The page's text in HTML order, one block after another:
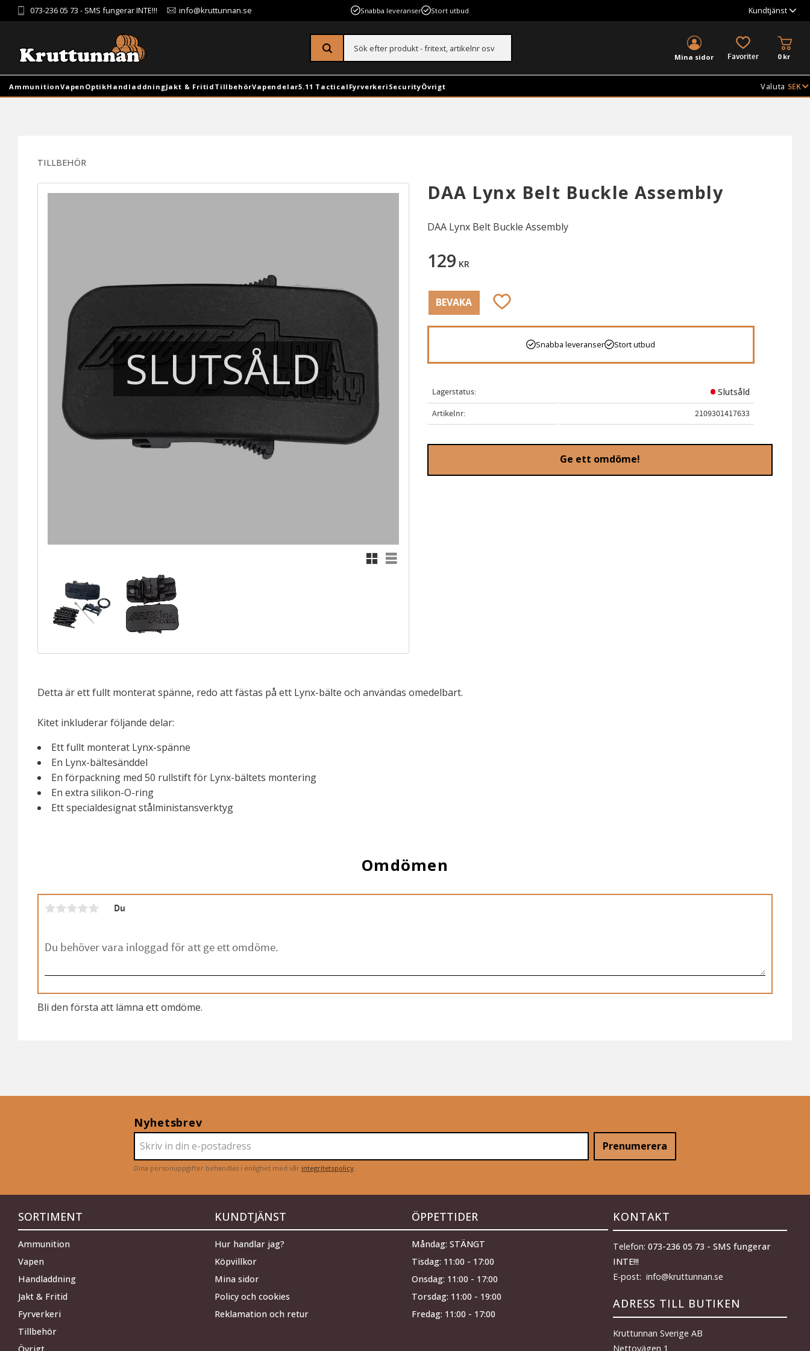
073-236 05 73 - SMS fungerar INTE!!! info@kruttunnan.se Snabba leveranser Stort utbud Kundtjänst
Mina sidor FAVORITER 0kr
AmmunitionVapen OptikHandladdningJakt & Fritid TillbehörVapendelar5.11 Tactical Fyrverkeri SecurityÖvrigt Valuta
TILLBEHÖR
DAA Lynx Belt Buckle Assembly
DAA Lynx Belt Buckle Assembly
SLUTSÅLD
Rutnätsvy
Listvy
129 KR
Lägg till i favoriter
BEVAKA
Snabba leveranser Stort utbud
Lagerstatus
Slutsåld
Artikelnr
2109301417633
Ge ett omdöme!
Detta är ett fullt monterat spänne, redo att fästas på ett Lynx-bälte och användas omedelbart.
Kitet inkluderar följande delar:
Ett fullt monterat Lynx-spänne
En Lynx-bältesänddel
En förpackning med 50 rullstift för Lynx-bältets montering
En extra silikon-O-ring
Ett specialdesignat stålministansverktyg
Omdömen
Du
Bli den första att lämna ett omdöme.
Nyhetsbrev
Prenumerera
Dina personuppgifter behandlas i enlighet med vår integritetspolicy.
SORTIMENT
Ammunition
Vapen
Handladdning
Jakt & Fritid
Fyrverkeri
Tillbehör
KUNDTJÄNST
Hur handlar jag?
Köpvillkor
Mina sidor
Policy och cookies
Reklamation och retur
ÖPPETTIDER
Måndag: STÄNGT
Tisdag: 11:00 - 17:00
Onsdag: 11:00 - 17:00
Torsdag: 11:00 - 19:00
Fredag: 11:00 - 17:00
KONTAKT
Telefon: 073-236 05 73 - SMS fungerar
INTE!!!
E-post: info@kruttunnan.se
ADRESS TILL BUTIKEN
Kruttunnan Sverige AB
Nettovägen 1